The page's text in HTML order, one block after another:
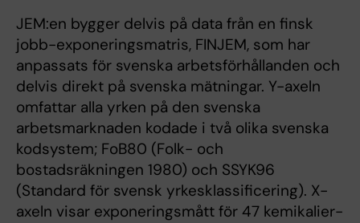
JEM:en bygger delvis på data från en finsk
jobb-exponeringsmatris, FINJEM, som har
anpassats för svenska arbetsförhållanden och
delvis direkt på svenska mätningar. Y-axeln
omfattar alla yrken på den svenska
arbetsmarknaden kodade i två olika svenska
kodsystem; FoB80 (Folk- och
bostadsräkningen 1980) och SSYK96
(Standard för svensk yrkesklassificering). X-
axeln visar exponeringsmått för 47 kemikalier-